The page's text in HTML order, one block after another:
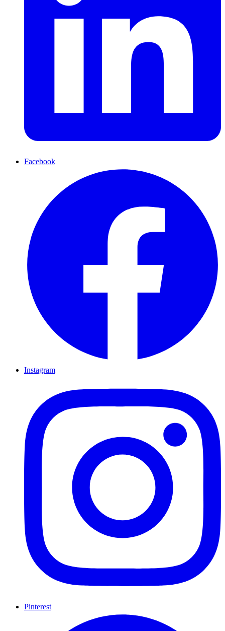
Facebook
Instagram
Pinterest